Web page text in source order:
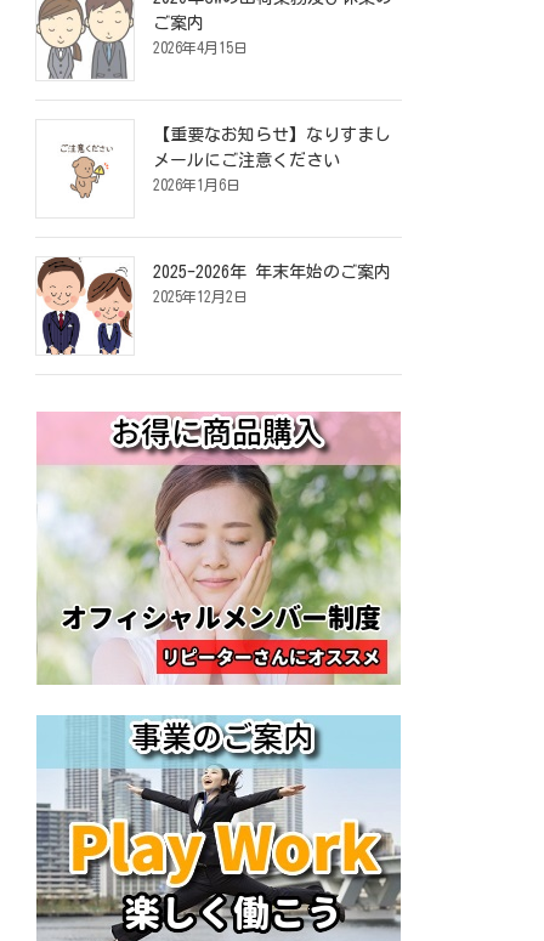
ご案内
2026年4月15日
【重要なお知らせ】なりすまし
メールにご注意ください
2026年1月6日
2025-2026年 年末年始のご案内
2025年12月2日